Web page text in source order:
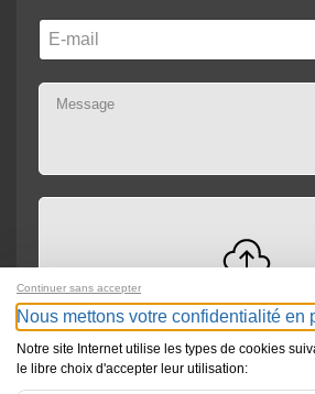
Drag and drop files here or
Max file size: 300MB
Continuer sans accepter
Nous mettons votre confidentialité en
Notre site Internet utilise les types de cookies
le libre choix d'accepter leur utilisation: